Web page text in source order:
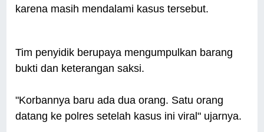
karena masih mendalami kasus tersebut.
Tim penyidik berupaya mengumpulkan barang
bukti dan keterangan saksi.
"Korbannya baru ada dua orang. Satu orang
datang ke polres setelah kasus ini viral" ujarnya.